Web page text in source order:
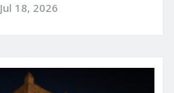
Jul 18, 2026